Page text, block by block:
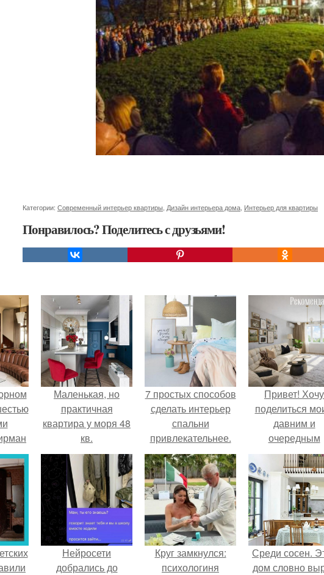
Категории: Современный интерьер квартиры, Дизайн интерьера дома, Интерьер для квартиры
Понравилось? Поделитесь с друзьями!
Маленькая, но
практичная
квартира у моря 48
кв.
7 простых способов
сделать интерьер
спальни
привлекательнее.
Привет! Хочу
поделиться
давним и
очередным
проектом.
Нейросети
добрались до
Круг замкнулся:
психологиня
Среди сосен.
дом словно